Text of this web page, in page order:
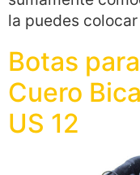
la puedes
Botas
Cuero
US 12